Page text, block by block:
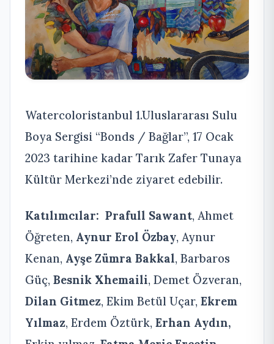
Watercoloristanbul 1.Uluslararası Sulu
Boya Sergisi “Bonds / Bağlar”, 17 Ocak
2023 tarihine kadar Tarık Zafer Tunaya
Kültür Merkezi’nde ziyaret edebilir.
Katılımcılar: Prafull Sawant, Ahmet
Öğreten, Aynur Erol Özbay, Aynur
Kenan, Ayşe Zümra Bakkal, Barbaros
Güç, Besnik Xhemaili, Demet Özveran,
Dilan Gitmez, Ekim Betül Uçar, Ekrem
Yılmaz, Erdem Öztürk, Erhan Aydın,